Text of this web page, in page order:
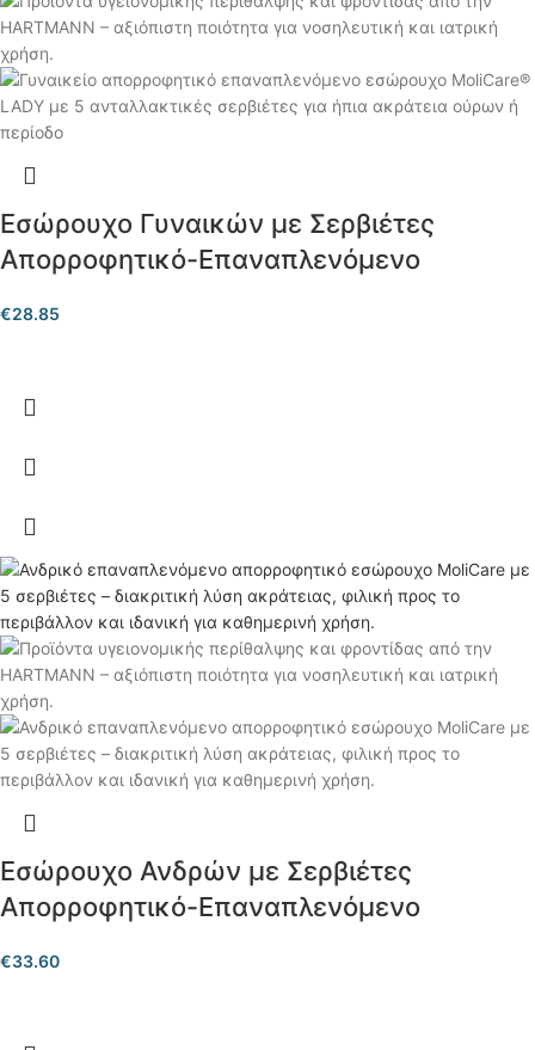
Εσώρουχο Γυναικών με Σερβιέτες
Απορροφητικό-Επαναπλενόμενο
€28.85
Εσώρουχο Ανδρών με Σερβιέτες
Απορροφητικό-Επαναπλενόμενο
€33.60